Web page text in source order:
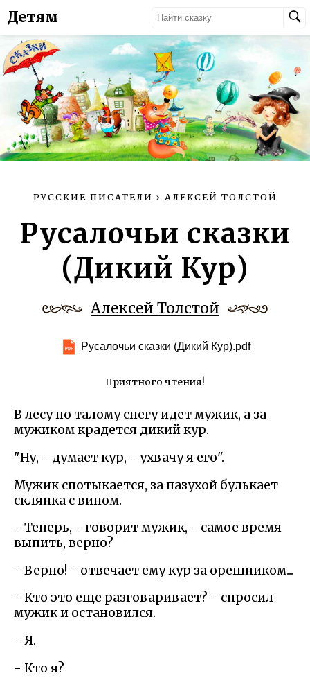
Детям
РУССКИЕ ПИСАТЕЛИ › АЛЕКСЕЙ ТОЛСТОЙ
Русалочьи сказки
(Дикий Кур)
Алексей Толстой
Русалочьи сказки (Дикий Кур).pdf
Приятного чтения!
В лесу по талому снегу идет мужик, а за
мужиком крадется дикий кур.
"Ну, - думает кур, - ухвачу я его".
Мужик спотыкается, за пазухой булькает
склянка с вином.
- Теперь, - говорит мужик, - самое время
выпить, верно?
- Верно! - отвечает ему кур за орешником...
- Кто это еще разговаривает? - спросил
мужик и остановился.
- Я.
- Кто я?